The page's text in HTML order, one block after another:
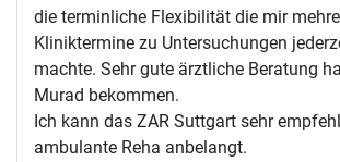
die terminliche Flexibilität die mir
Kliniktermine zu Untersuchungen
machte. Sehr gute ärztliche Beratung
Murad bekommen.
Ich kann das ZAR Suttgart sehr
ambulante Reha anbelangt.